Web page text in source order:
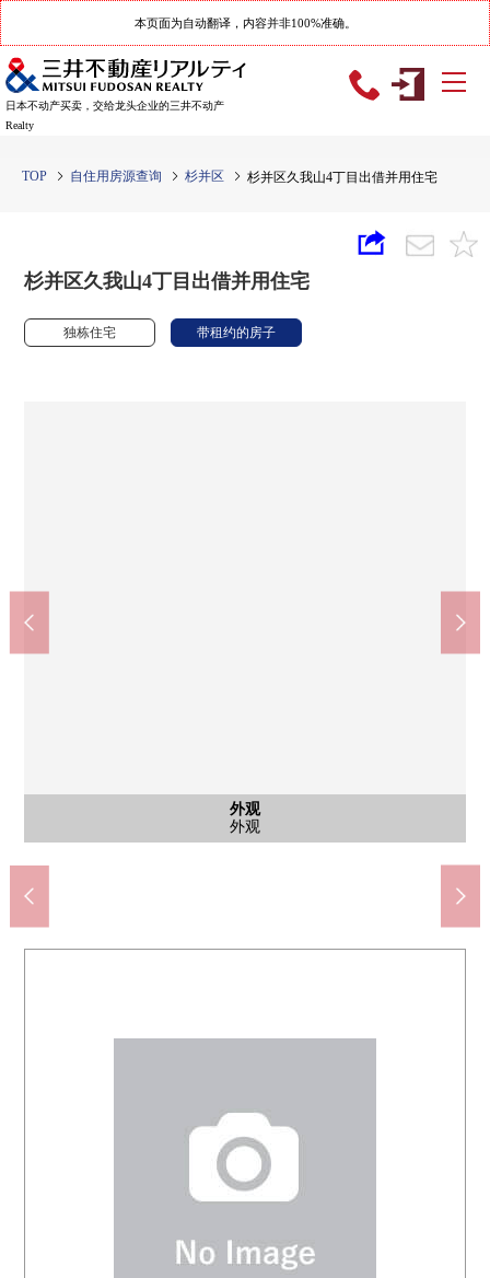
本页面为自动翻译，内容并非100%准确。
日本不动产买卖，交给龙头企业的三井不动产
Realty
TOP 自住用房源查询 杉并区 杉并区久我山4丁目出借并用住宅
杉并区久我山4丁目出借并用住宅
独栋住宅 带租约的房子
外观
外观
外观
外观
含有前面道路的外观
房源前面道路
室内
日式房间
日式房间
日式房间
室内
其他
其他
日式房间
日式房间
院子
院子
其他
共有部分(销售价格不包括供给品)
厕所
销售价格不包括供给品
久我山站(京王井之头线)(约490m)
步行7分钟
久我山站(京王井之头线)(约490m)
步行7分钟
Peacock Store久我山商店(约560m)
步行7分钟
峰会商店久我山商店(约630m)
步行8分钟